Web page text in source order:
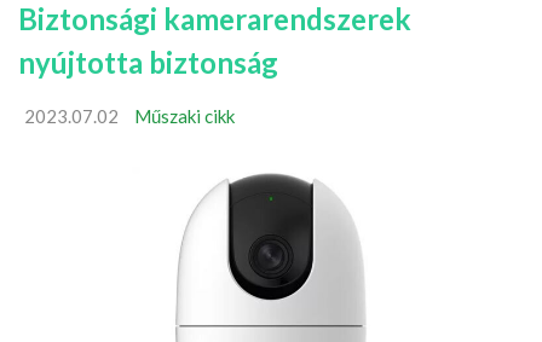
Biztonsági kamerarendszerek
nyújtotta biztonság
2023.07.02 Műszaki cikk